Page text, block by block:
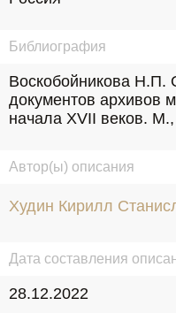
Библиография
Воскобойникова Н.П.
документов архивов
начала XVII веков.
Автор(ы) описания
Худин Кирилл
Дата составления
28.12.2022